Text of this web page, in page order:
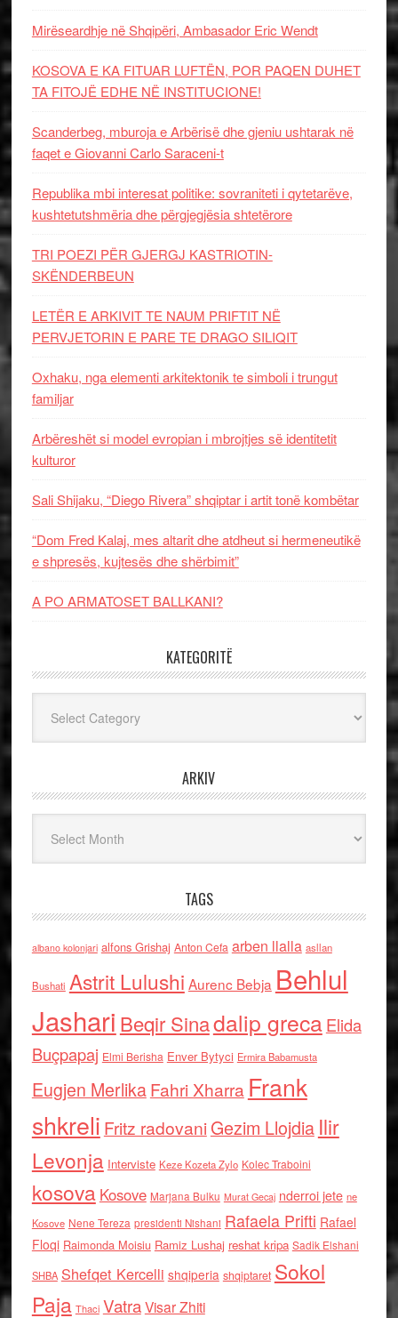
Mirëseardhje në Shqipëri, Ambasador Eric Wendt
KOSOVA E KA FITUAR LUFTËN, POR PAQEN DUHET
TA FITOJË EDHE NË INSTITUCIONE!
Scanderbeg, mburoja e Arbërisë dhe gjeniu ushtarak në
faqet e Giovanni Carlo Saraceni-t
Republika mbi interesat politike: sovraniteti i qytetarëve,
kushtetutshmëria dhe përgjegjësia shtetërore
TRI POEZI PËR GJERGJ KASTRIOTIN-
SKËNDERBEUN
LETËR E ARKIVIT TE NAUM PRIFTIT NË
PERVJETORIN E PARE TE DRAGO SILIQIT
Oxhaku, nga elementi arkitektonik te simboli i trungut
familjar
Arbëreshët si model evropian i mbrojtjes së identitetit
kulturor
Sali Shijaku, “Diego Rivera” shqiptar i artit tonë kombëtar
“Dom Fred Kalaj, mes altarit dhe atdheut si hermeneutikë
e shpresës, kujtesës dhe shërbimit”
A PO ARMATOSET BALLKANI?
KATEGORITË
ARKIV
TAGS
albano kolonjari alfons Grishaj Anton Cefa arben llalla asllan
Bushati Astrit Lulushi Aurenc Bebja Behlul
Jashari Beqir Sinadalip grecaElida
Buçpapaj Elmi Berisha Enver Bytyci Ermira Babamusta
Eugjen MerlikaFahri Xharra Frank
shkreli Fritz radovaniGezim Llojdia Ilir
Levonja Interviste Keze Kozeta Zylo Kolec Traboini
kosova Kosove Marjana Bulku Murat Gecaj nderroi jete ne
Kosove Nene Tereza presidenti Nishani Rafaela Prifti Rafael
Floqi Raimonda Moisiu Ramiz Lushaj reshat kripa Sadik Elshani
SHBA Shefqet Kercelli shqiperia shqiptaret Sokol
Paja Thaci VatraVisar Zhiti